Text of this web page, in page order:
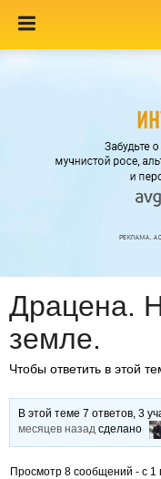
Драцена.
земле.
Чтобы ответить в этой
В этой теме 7 ответов, 3
месяцев назад сделано
Просмотр 8 сообщений - с 1